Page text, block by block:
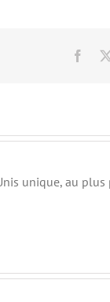
unique, au